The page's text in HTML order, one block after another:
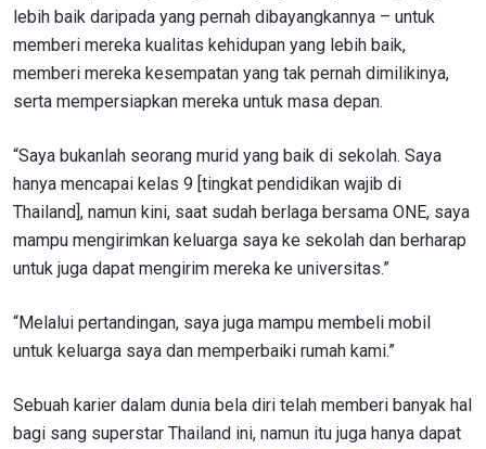
lebih baik daripada yang pernah dibayangkannya – untuk
memberi mereka kualitas kehidupan yang lebih baik,
memberi mereka kesempatan yang tak pernah dimilikinya,
serta mempersiapkan mereka untuk masa depan.
“Saya bukanlah seorang murid yang baik di sekolah. Saya
hanya mencapai kelas 9 [tingkat pendidikan wajib di
Thailand], namun kini, saat sudah berlaga bersama ONE, saya
mampu mengirimkan keluarga saya ke sekolah dan berharap
untuk juga dapat mengirim mereka ke universitas.”
“Melalui pertandingan, saya juga mampu membeli mobil
untuk keluarga saya dan memperbaiki rumah kami.”
Sebuah karier dalam dunia bela diri telah memberi banyak hal
bagi sang superstar Thailand ini, namun itu juga hanya dapat